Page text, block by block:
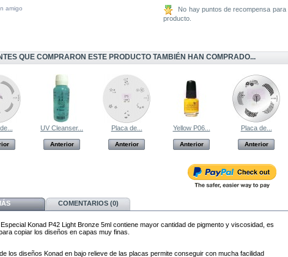
amigo
No hay puntos de recompensa para
producto.
QUE COMPRARON ESTE PRODUCTO TAMBIÉN HAN COMPRADO...
UV Cleanser...
Anterior
Placa de...
Anterior
Yellow P06...
Anterior
Placa de...
Anterior
COMENTARIOS (0)
Konad P42 Light Bronze 5ml contiene mayor cantidad de pigmento y viscosidad, es
copiar los diseños en capas muy finas.
los diseños Konad en bajo relieve de las placas permite conseguir con mucha facilidad